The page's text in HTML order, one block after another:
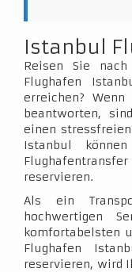
Istanbul
Reisen Sie
Flughafen
erreichen?
beantworten,
einen
Istanbul
reservieren.
Als ein
hochwertigen
komfortabelsten
Flughafen
reservieren, wird